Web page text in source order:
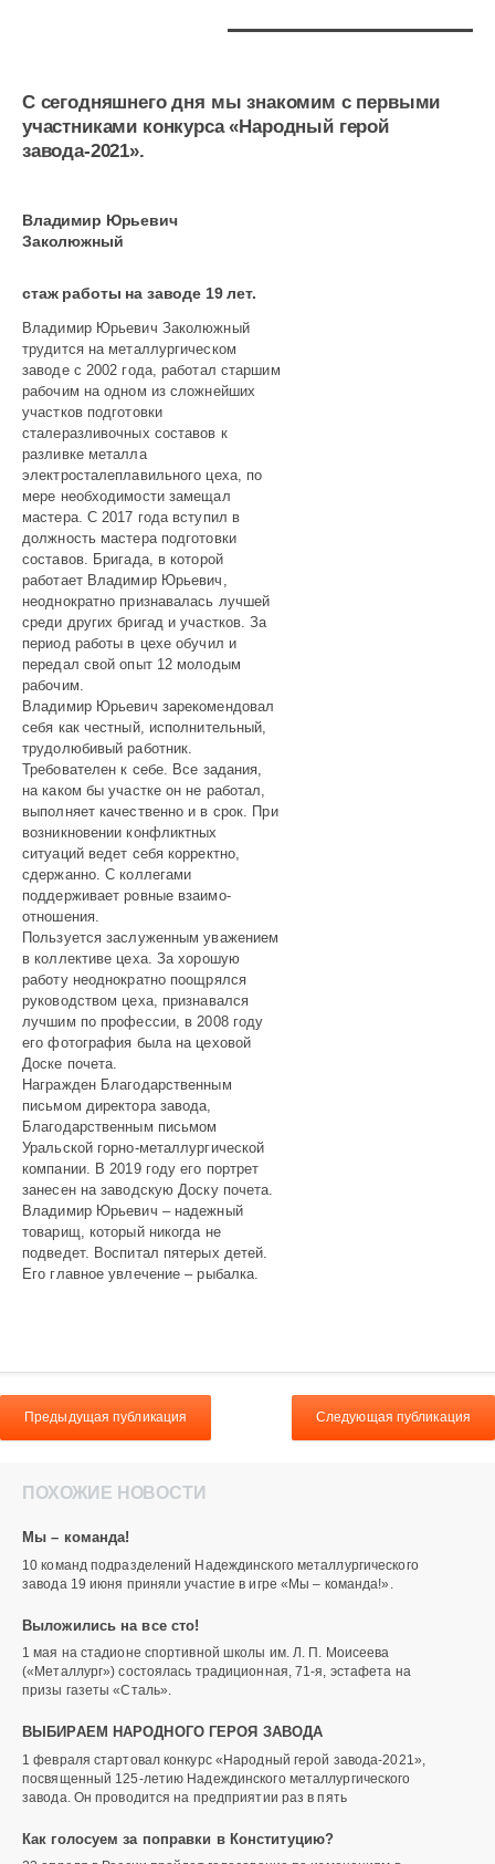
С сегодняшнего дня мы знакомим с первыми
участниками конкурса «Народный герой
завода-2021».
Владимир Юрьевич
Заколюжный
стаж работы на заводе 19 лет.
Владимир Юрьевич Заколюжный
трудится на металлургическом
заводе с 2002 года, работал старшим
рабочим на одном из сложнейших
участков подготовки
сталеразливочных составов к
разливке металла
электросталеплавильного цеха, по
мере необходимости замещал
мастера. С 2017 года вступил в
должность мастера подготовки
составов. Бригада, в которой
работает Владимир Юрьевич,
неоднократно признавалась лучшей
среди других бригад и участков. За
период работы в цехе обучил и
передал свой опыт 12 молодым
рабочим.
Владимир Юрьевич зарекомендовал
себя как честный, исполнительный,
трудолюбивый работник.
Требователен к себе. Все задания,
на каком бы участке он не работал,
выполняет качественно и в срок. При
возникновении конфликтных
ситуаций ведет себя корректно,
сдержанно. С коллегами
поддерживает ровные взаимо­
отношения.
Пользуется заслуженным уважением
в коллективе цеха. За хорошую
работу неоднократно поощрялся
руководством цеха, признавался
лучшим по профессии, в 2008 году
его фотография была на цеховой
Доске почета.
Награжден Благодарственным
письмом директора завода,
Благодарственным письмом
Уральской горно-металлургической
компании. В 2019 году его портрет
занесен на заводскую Доску почета.
Владимир Юрьевич – надежный
товарищ, который никогда не
подведет. Воспитал пятерых детей.
Его главное увлечение – рыбалка.
Предыдущая публикация Следующая публикация
ПОХОЖИЕ НОВОСТИ
Мы – команда!
10 команд подразделений Надеждинского металлургического
завода 19 июня приняли участие в игре «Мы – команда!».
Выложились на все сто!
1 мая на стадионе спортивной школы им. Л. П. Моисеева
(«Металлург») состоялась традиционная, 71-я, эстафета на
призы газеты «Сталь».
ВЫБИРАЕМ НАРОДНОГО ГЕРОЯ ЗАВОДА
1 февраля стартовал конкурс «Народный герой завода-2021»,
посвященный 125-летию Надеждинского металлургического
завода. Он проводится на предприятии раз в пять
Как голосуем за поправки в Конституцию?